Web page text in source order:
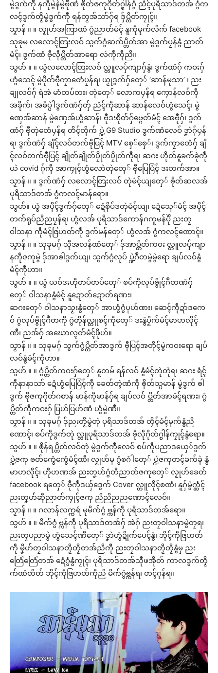
မွဲဒွက်ကီု နကဵုမွဲနဲမွဲဗီုဏံ ၜိုတ်ဇကုဂိုတ်ဂ္စါန်ဂွံ ညံၚ်ပုရိသာဒ်တအ် ဂွံက
လၚ်ဒွက်တၟိမွဲဒွက်ကီု ရန်တၟအ်သာ်ဂှ်ရ ဒှ်ပ္တိတ်ကၠုၚ်။
သၟာန် ။ ။ လၟုဟ်အကြာဏံ ဂွံညာတ်မံၚ် နူကဵုမုက်လိက် facebook
သုခုမ လလောၚ်တြးလဝ် သွက်ဂွံဆက်ပ္တိတ်အာ မွဲဒွက်ပၠန်နွံ ညာတ်
မံၚ်၊ ဒွက်ဏံ ဗီုလဵုပ္တိတ်အာရော လဴကဵုကီုညိ။
သွဟ် ။ ။ ယွံလလောၚ်တြးလဝ် လ္တူလပှ်ကျာဂှ်နွံ၊ ဒွက်ဏံဂှ် ကဝးဂှ်
ဟွံသေၚ် မွဲပိုတ်ဗီုကၠာတေံပၠန်ရ၊ ယၟုဒွက်ဂှ်တှေ် ‘ဆာန်မုသာ’ ၊ ညး
ချုလဝ်ဂှ် ရဲအဲ မာံတပ်တး၊ တုဲတှေ် လောကပၠန်ရ ကၠောန်လဝ်ကဵု
အခိုက်၊ အဓိပ္ပဲါဒွက်ဏံဂှ်တှ် ညံၚ်ကဵုဆာန် ဆာန်လေဝ်ဟွံသေၚ်၊ မွဲ
ဏှေအ်ဆာန် မွဲဏှေအ်ဟွံဆာန်၊ ဗီုဒးစိုတ်ဂှ်ဗ္ဂေတ်မံၚ် အေဗီုဂှ်၊ ဒွက်
ဏံဂှ် ဗီုတုဲတေံပၠန်ရ တိၚ်တိုက် ပ္ဍဲ G9 Studio ဒွက်ဏံလေဝ် ဒၞာဲဂှ်ပၠန်
ရ၊ ဒွက်ဏံဂှ် ချိၚ်လဝ်တက်ဗီုပြၚ် MTV စှေ်စှေ်၊ ဒွက်ကၠာတေံဂှ် ချိ
ၚ်လဝ်တက်ဗီုပြၚ် ချိုတ်ချိုတ်ပၠိုတ်ပၠိုတ်ကီုရ၊ ဆဂး ဟိုတ်နူခက်ခုဲကဵု
ယဲ covid ဂှ်ကီု အာကၠုၚ်ဟွံလောဲတုဲတှေ် ဗီုပြေပြံၚ် ဒးတက်အာ။
သၟာန် ။ ။ ဒွက်ဏံဂှ် လလောၚ်တြးလဝ် တုဲမံၚ်ယျတှေ် ၜိုတ်ဆလအ်
ပုရိသာဒ်တအ် ဂွံကလၚ်မာန်ရော။
သွဟ်။ ယွံ အပိုၚ်ဒွက်ဂှ်တှေ် ဍေံစိုပ်ဒတုဲမံၚ်ယျ၊ ဍေံသှေ်မံၚ် အပိုၚ်
တက်ရုပ်ညိညပၠန်ရ၊ ဟွံလအ် ပုရိသာဒ်ကောန်ဂကူမန်ပိုဲ ညးတၠ
ဝါသနာ ကဵုမံၚ်ဇြဟတ်ကဵု ဒွက်မန်တှေ် ဟွံလအ် ဂွံကလၚ်ဏောၚ်။
သၟာန် ။ ။ သုခုမဂှ် သီုအလန်ဏံတှေ် ဒှ်အာပ္တိတ်ကဝး လ္တူလပှ်ကျာ
နကဵုဇကုမွဲ ဒှ်အာၜါဒွက်ယျ၊ သွက်ဂွံလုပ် ပ္ဍဲဂဳတမွဲမွဲရော ချပ်လဝ်နွံ
မံၚ်ကီုဟာ။
သွဟ် ။ ။ ယွံ ယဝ်ဒးဟီုတပ်တပ်တှေ် စပ်ကဵုလုပ်ဗွိုၚ်ဂဳတဏံဂှ်
တှေ် ဝါသနာနွံမံၚ် နူဍောတ်ဍောတ်ရဏး၊
ဆဂးတှေ် ဝါသနာသၟးနွံတှေ် အာဟွံဂွံပုဟ်ဏး၊ ဆေၚ်ကဵုဍာ်ဒကေ
ဝ် ဂွံလုပ်ဗွိုၚ်ဂဳတကီု ဂွံတိုန်လ္တူစၚ်ကီုတှေ် ဒးနွံပၟိက်မံၚ်မာဟလိုၚ်
ဏီ၊ ညအ်ဂှ် အဃောလ္ၚတ်မံၚ်ဖိုဟ်။
သၟာန် ။ ။ သုခုမဂှ် သွက်ဂွံပ္တိတ်အာဒွက် ဗီုပြၚ်အတိုၚ်မွဲကဝးရော ချပ်
လဝ်နွံမံၚ်ကီုဟာ။
သွဟ် ။ ။ ဂွံပ္တိတ်ကဝးဂှ်တှေ် နူတမ် ရန်လဝ် နွံမံၚ်တုဲတုဲရ၊ ဆဂး ရံၚ်
ကဵုနာနာသာ် ဍေံဟွံပြေပြံၚ်ကဵု ခေတ်တ္ၚဲဏံကီု ၜိုတ်သ္ပမာန် မွဲဒွက် ၜါ
ဒွက် ဗီုဇကုဂိုတ်ဂစာန် မာန်ကဵုမာန်ဂှ်ရ ချပ်လဝ် ပ္တိတ်အာမံၚ်ရဏး၊ ဂွံ
ပ္တိတ်ကဵုကဝးဂှ် ပြဟ်ပြဟ်ဏံ ဟွံမွဲဏီ။
သၟာန် ။ ။ သုခုမဂှ် ဒှ်ညးတၟိမွဲတုဲ ပုရိသာဒ်တအ် တၠိၚ်မံၚ်မုက်နွံညိ
ဏောၚ်၊ စပ်ကဵုဒွက်တုဲ လ္တူပုရိသာဒ်တအ် ဗီုလဵုဂိုတ်ဂ္စါန်ကၠုၚ်နွံရော။
သွဟ် ။ ။ ၜိုန်ရပ္တိတ်လဝ်တုဲ မွဲဒွက်ကီုလေဝ် စပ်ကဵုပညာဒယှေ်ဒွက်
ပ္ဍဲဇကု ၜတ်ကွေံကွေံမံၚ်ဏီ၊ လၟုဟ်မှ ဂွံစဂံါတှေ် ပ္ဍဲဇကုတၚ်ခက်ခုဲ နွံ
မာဟလိုၚ်၊ ဟီုဟဏအ် ညးတၞဟ်ဂွံတီညာတ်ဇကုတှေ် လၟုဟ်ခေတ်
facebook ရတှေ် ဗီုကဵုဒယှ်ဒွေက် Cover လ္တူလိုၚ်စဏံ၊ နူဂှ်မွဲက္ဆံၚ်
ညးတၞဟ်ဆဵုညာတ်ကၠုၚ်ဇကု ညိညိညညဏောၚ်လေဝ်။
သၟာန် ။ ။ ဂလာန်လက္ကရဴ မုမိက်ဂွံ ဗ္ကန်ကဵု ပုရိသာဒ်တအ်ရော။
သွဟ် ။ ။ မိက်ဂွံ ဗ္ကန်ကဵု ပုရိသာဒ်တအ်ဂှ် အဲဂှ် ညးတၠဝါသနာမွဲတၠရ၊
ညးတၠပညာမွဲ ဟွံသေၚ်ဏီတှေ် ဒၞာဲဟွံဍိုက်ပေၚ်နွံ၊ ဘိုၚ်ကဵုဇြဟတ်
ကဵု မၞိဟ်တၠဝါသနာတၟိတၟိတအ်ညိကီု ညးတၠဝါသနာတၟိတၟိနွံမှ ညး
တြေံတြေံတအ် ဍေံဂွံနွံကၠုၚ်၊ ပုရိသာဒ်တအ်သီုဖအိုတ် ကာလဒွက်တၟိ
က်ဏံတိတ် ဘိုၚ်ကဵုဇြဟတ်ကီုညိ မိက်ဂွံဗ္ကန်ရ၊ တၚ်ဂုန်ရ။